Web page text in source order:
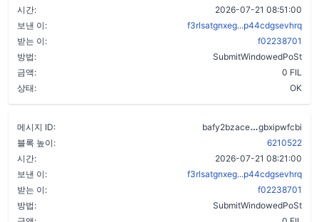
시간:
2026-07-21 08:51:00
보낸 이:
f3rlsatgnxeg...p44cdgsevhrq
받는 이:
f02238701
방법:
SubmitWindowedPoSt
금액:
0 FIL
상태:
OK
메시지 ID: bafy2bzace
gbxipwfcbi
블록 높이:
6210522
시간:
2026-07-21 08:21:00
보낸 이:
f3rlsatgnxeg...p44cdgsevhrq
받는 이:
f02238701
방법:
SubmitWindowedPoSt